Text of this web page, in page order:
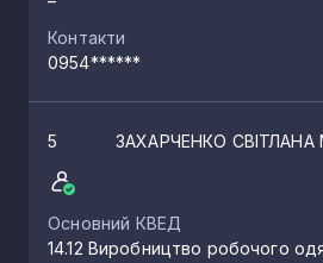
Контакти
0954******
5 ЗАХАРЧЕНКО СВІТЛАНА
Основний КВЕД
14.12 Виробництво робочого